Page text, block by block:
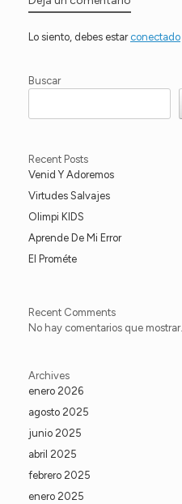
Lo siento, debes estar conectado
Buscar
Recent Posts
Venid Y Adoremos
Virtudes Salvajes
Olimpi KIDS
Aprende De Mi Error
El Prométe
Recent Comments
No hay comentarios que mostrar.
Archives
enero 2026
agosto 2025
junio 2025
abril 2025
febrero 2025
enero 2025